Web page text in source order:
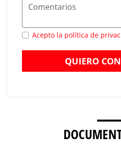
Acepto la política de
QUIERO